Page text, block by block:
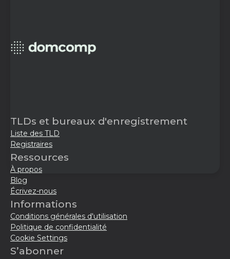
TLDs et bureaux d'enregistrement
Liste des TLD
Registraires
Ressources
À propos
Blog
Écrivez-nous
Informations
Conditions générales d'utilisation
Politique de confidentialité
Cookie Settings
S’abonner